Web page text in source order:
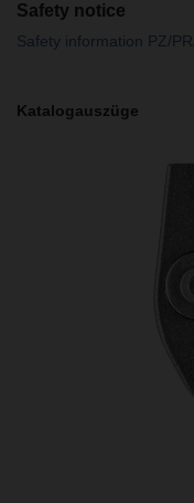
Safety notice
Safety information PZ/
Katalogauszüge